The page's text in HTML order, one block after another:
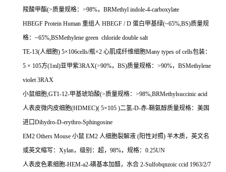
羧酸甲酯(>质量规格： >98%， BRMethyl indole-4-carboxylate
HBEGF Protein Human 重组人 HBEGF / D 蛋白甲基绿(~65%,BS)质量规
格： ~65%,BSMethylene green chloride double salt
TE-13(人细胞) 5×106cells/瓶×2 心肌成纤维细胞Many types of cells包装：
5 × 105方(1ml)亚甲紫3RAX(>90%， BS)质量规格： >90%， BSMethylene
violet 3RAX
小鼠细胞;GT1-12-甲基琥珀酸(>质量规格： >98%,BRMethylsuccinic acid
人表皮微内皮细胞(HDMEC)( 5×105 )二氢-D-赤-鞘氨醇质量规格：美国
进口Dihydro-D-erythro-Sphingosine
EM2 Others Mouse 小鼠 EM2 人细胞裂解液 (阳性对照) 半木质，英文名
或英文缩写： Xylan，级别：超， 98%，规格： 0.25UN
人表皮色素细胞-HEM-a2-磺基本加醋，水合 2-Sulfobqnzoic ccid 1963/2/7